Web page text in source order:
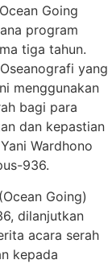
Going
program
tiga tahun.
yang
menggunakan
bagi para
dan kepastian
Wardhono
936.
Going)
dilanjutkan
acara serah
kepada